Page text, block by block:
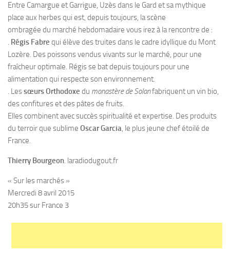
Entre Camargue et Garrigue, Uzès dans le Gard et sa mythique
place aux herbes qui est, depuis toujours, la scène
ombragée du marché hebdomadaire vous irez à la rencontre de :
. Régis Fabre qui élève des truites dans le cadre idyllique du Mont
Lozère. Des poissons vendus vivants sur le marché, pour une
fraîcheur optimale. Régis se bat depuis toujours pour une
alimentation qui respecte son environnement.
. Lessœurs Orthodoxe du monastère de Solanfabriquent un vin bio,
des confitures et des pâtes de fruits.
Elles combinent avec succès spiritualité et expertise. Des produits
du terroir que sublime Oscar Garcia, le plus jeune chef étoilé de
France.
Thierry Bourgeon. laradiodugout.fr
« Sur les marchés »
Mercredi 8 avril 2015
20h35 sur France 3